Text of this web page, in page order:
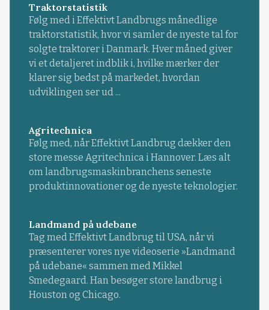
Traktorstatistik
Følg med i Effektivt Landbrugs månedlige
traktorstatistik, hvor vi samler de nyeste tal for
solgte traktorer i Danmark. Hver måned giver
vi et detaljeret indblik i, hvilke mærker der
klarer sig bedst på markedet, hvordan
udviklingen ser ud ...
Agritechnica
Følg med, når Effektivt Landbrug dækker den
store messe Agritechnica i Hannover. Læs alt
om landbrugsmaskinbranchens seneste
produktinnovationer og de nyeste teknologier.
Landmand på udebane
Tag med Effektivt Landbrug til USA, når vi
præsenterer vores nye videoserie »Landmand
på udebane« sammen med Mikkel
Smedegaard. Han besøger store landbrug i
Houston og Chicago.